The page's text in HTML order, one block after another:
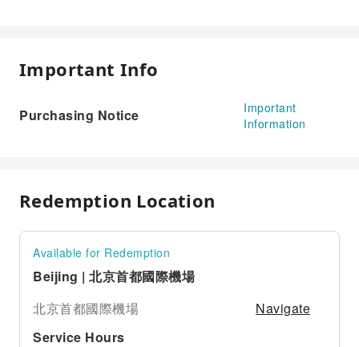
Important Info
Purchasing Notice
Important
Information
Redemption Location
Available for Redemption
Beijing | 北京首都國際機場
北京首都國際機場
Navigate
Service Hours